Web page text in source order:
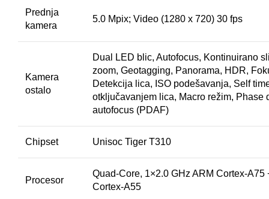
Prednja
kamera
5.0 Mpix; Video (1280 x 720) 30 fps
Kamera
ostalo
Dual LED blic, Autofocus, Kontinuirano
zoom, Geotagging, Panorama, HDR,
Detekcija lica, ISO podešavanja, Self
otključavanjem lica, Macro režim, Phase
autofocus (PDAF)
Chipset Unisoc Tiger T310
Procesor
Quad-Core, 1×2.0 GHz ARM Cortex-A75
Cortex-A55